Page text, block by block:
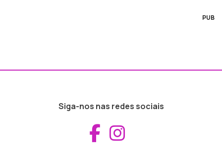
PUB
Siga-nos nas redes sociais
Aceder ao